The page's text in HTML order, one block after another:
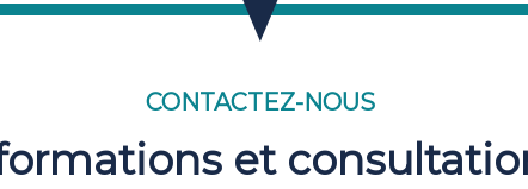
CONTACTEZ-NOUS
et